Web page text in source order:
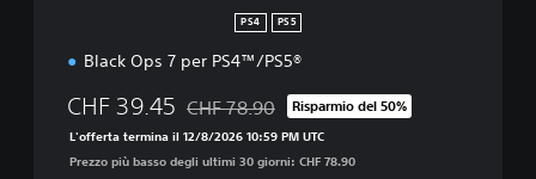
PS4 PS5
Black Ops 7 per PS4™/PS5®
CHF 39.45 Scontato dal prezzo originale di CHF 78.90
CHF 78.90 Risparmio del 50%
L'offerta termina il 12/8/2026 10:59 PM UTC
Prezzo più basso degli ultimi 30 giorni: CHF 78.90